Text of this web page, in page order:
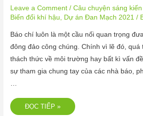
Leave a Comment /Câu chuyện sáng
Biến đổi khí hậu
Dự án Đan Mạch 2021 /
Báo chí luôn là một cầu nối quan trọng
đông đảo công chúng. Chính vì lẽ đó, quá
thách thức về môi trường hay bất kì vấn
sự tham gia chung tay của các nhà báo,
…
ĐỌC TIẾP »